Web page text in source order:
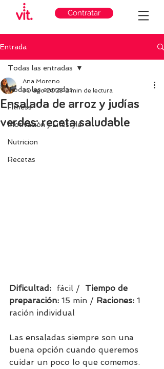
Contratar
Entrada
Todas las entradas
Fitness
Motivación y Lifestyle
Nutricion
Recetas
Todas las entradas
Ensalada de arroz y judías
verdes: receta saludable
Ana Moreno
30 ago 2023 2 min de lectura
Dificultad: fácil / Tiempo de
preparación: 15 min / Raciones: 1
ración individual
Las ensaladas siempre son una
buena opción cuando queremos
cuidar un poco lo que comemos.